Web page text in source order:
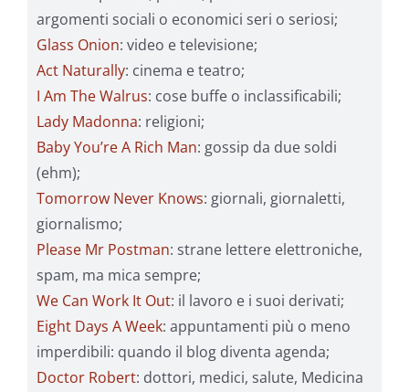
argomenti sociali o economici seri o seriosi;
Glass Onion: video e televisione;
Act Naturally: cinema e teatro;
I Am The Walrus: cose buffe o inclassificabili;
Lady Madonna: religioni;
Baby You’re A Rich Man: gossip da due soldi
(ehm);
Tomorrow Never Knows: giornali, giornaletti,
giornalismo;
Please Mr Postman: strane lettere elettroniche,
spam, ma mica sempre;
We Can Work It Out: il lavoro e i suoi derivati;
Eight Days A Week: appuntamenti più o meno
imperdibili: quando il blog diventa agenda;
Doctor Robert: dottori, medici, salute, Medicina